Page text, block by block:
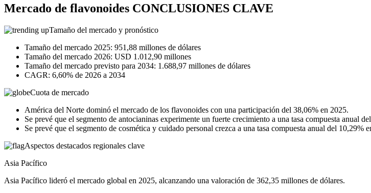
Mercado de flavonoides CONCLUSIONES CLAVE
Tamaño del mercado y pronóstico
Tamaño del mercado 2025: 951,88 millones de dólares
Tamaño del mercado 2026: USD 1.012,90 millones
Tamaño del mercado previsto para 2034: 1.688,97 millones de dólares
CAGR: 6,60% de 2026 a 2034
Cuota de mercado
América del Norte dominó el mercado de los flavonoides con una participación del 38,06% en 2025.
Se prevé que el segmento de antocianinas experimente un fuerte crecimiento a una tasa compuesta anual
Se prevé que el segmento de cosmética y cuidado personal crezca a una tasa compuesta anual del 10,29%
Aspectos destacados regionales clave
Asia Pacífico
Asia Pacífico lideró el mercado global en 2025, alcanzando una valoración de 362,35 millones de dólares.